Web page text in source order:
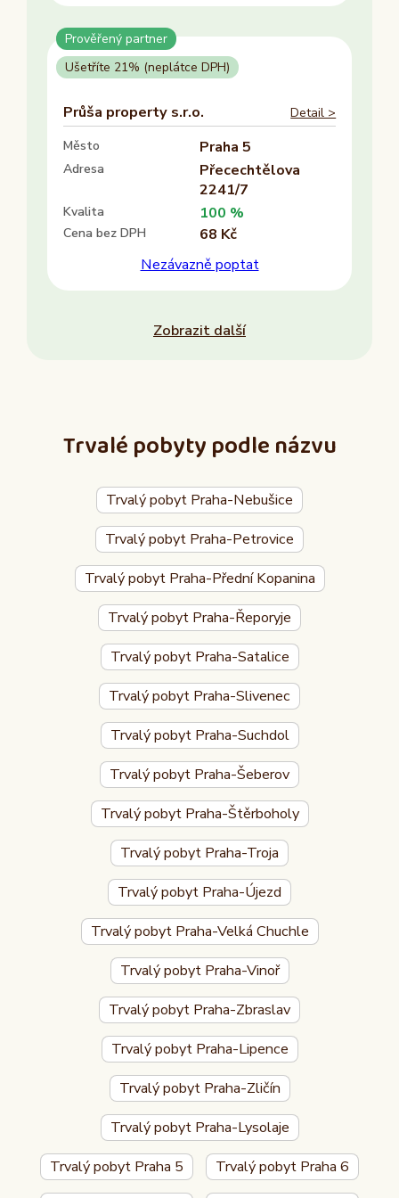
Ano
Ne
ALTAXO SE
COMEFLEX CONSULTING s.r.o.
Další
Prověřený partner
Ušetříte 21% (neplátce DPH)
Průša property s.r.o.
Detail >
Město
Praha 5
Adresa
Přecechtělova
2241/7
Kvalita 100 %
Cena bez DPH
68 Kč
Nezávazně poptat
Zobrazit další
Trvalé pobyty podle názvu
Trvalý pobyt Praha-Nebušice
Trvalý pobyt Praha-Petrovice
Trvalý pobyt Praha-Přední Kopanina
Trvalý pobyt Praha-Řeporyje
Trvalý pobyt Praha-Satalice
Trvalý pobyt Praha-Slivenec
Trvalý pobyt Praha-Suchdol
Trvalý pobyt Praha-Šeberov
Trvalý pobyt Praha-Štěrboholy
Trvalý pobyt Praha-Troja
Trvalý pobyt Praha-Újezd
Trvalý pobyt Praha-Velká Chuchle
Trvalý pobyt Praha-Vinoř
Trvalý pobyt Praha-Zbraslav
Trvalý pobyt Praha-Lipence
Trvalý pobyt Praha-Zličín
Trvalý pobyt Praha-Lysolaje
Trvalý pobyt Praha 5
Trvalý pobyt Praha 6